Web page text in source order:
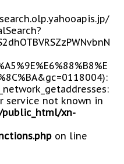
service not known in
xn-
on line